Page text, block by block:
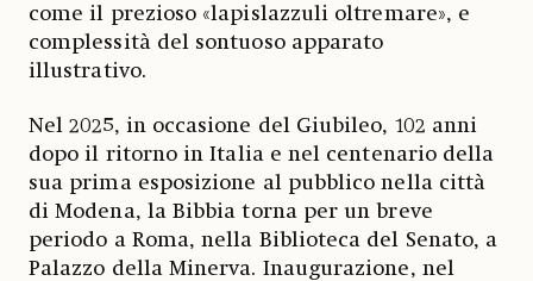
come il prezioso «lapislazzuli oltremare», e
complessità del sontuoso apparato
illustrativo.
Nel 2025, in occasione del Giubileo, 102 anni
dopo il ritorno in Italia e nel centenario della
sua prima esposizione al pubblico nella città
di Modena, la Bibbia torna per un breve
periodo a Roma, nella Biblioteca del Senato, a
Palazzo della Minerva. Inaugurazione, nel